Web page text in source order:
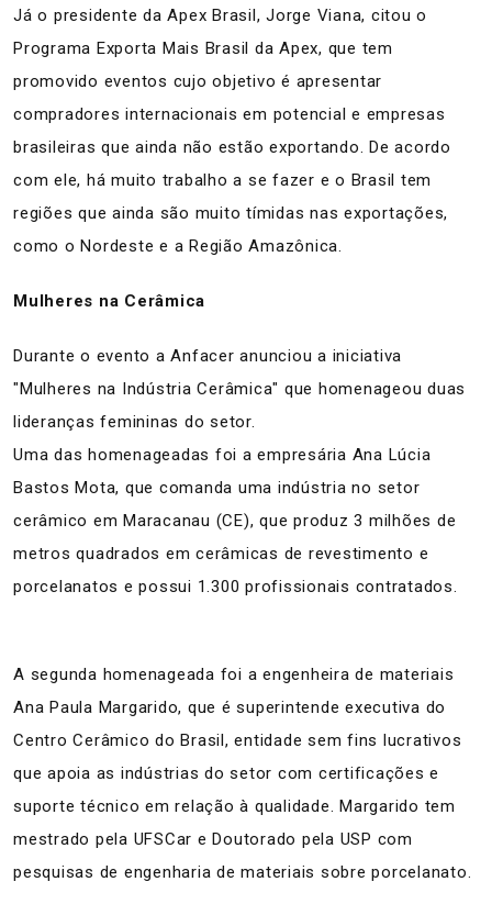
Já o presidente da Apex Brasil, Jorge Viana, citou o
Programa Exporta Mais Brasil da Apex, que tem
promovido eventos cujo objetivo é apresentar
compradores internacionais em potencial e empresas
brasileiras que ainda não estão exportando. De acordo
com ele, há muito trabalho a se fazer e o Brasil tem
regiões que ainda são muito tímidas nas exportações,
como o Nordeste e a Região Amazônica.
Mulheres na Cerâmica
Durante o evento a Anfacer anunciou a iniciativa
"Mulheres na Indústria Cerâmica" que homenageou duas
lideranças femininas do setor.
Uma das homenageadas foi a empresária Ana Lúcia
Bastos Mota, que comanda uma indústria no setor
cerâmico em Maracanau (CE), que produz 3 milhões de
metros quadrados em cerâmicas de revestimento e
porcelanatos e possui 1.300 profissionais contratados.
A segunda homenageada foi a engenheira de materiais
Ana Paula Margarido, que é superintende executiva do
Centro Cerâmico do Brasil, entidade sem fins lucrativos
que apoia as indústrias do setor com certificações e
suporte técnico em relação à qualidade. Margarido tem
mestrado pela UFSCar e Doutorado pela USP com
pesquisas de engenharia de materiais sobre porcelanato.